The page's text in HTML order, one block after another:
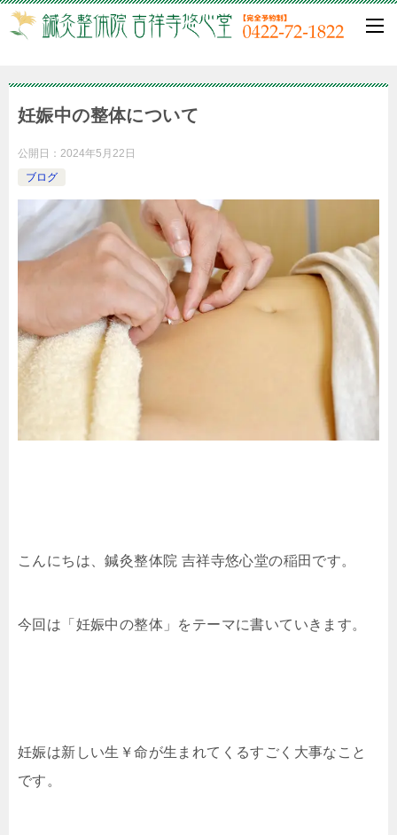
妊娠中の整体について
公開日： 2024年5月22日
ブログ
こんにちは、鍼灸整体院 吉祥寺悠心堂の稲田です。
今回は「妊娠中の整体」をテーマに書いていきます。
妊娠は新しい生￥命が生まれてくるすごく大事なこと
です。